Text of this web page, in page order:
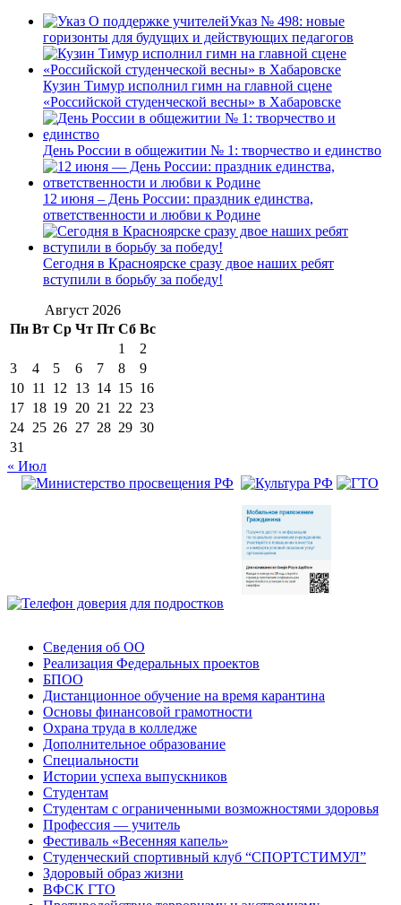
Указ № 498: новые
горизонты для будущих и действующих педагогов
Кузин Тимур исполнил гимн на главной сцене
«Российской студенческой весны» в Хабаровске
День России в общежитии № 1: творчество и единство
12 июня – День России: праздник единства,
ответственности и любви к Родине
Сегодня в Красноярске сразу двое наших ребят
вступили в борьбу за победу!
Август 2026
Пн Вт Ср Чт Пт Сб Вс
1
2
3
4 5 6 7 8
9
10 11 12 13 14 15 16
17 18 19 20 21 22 23
24 25 26 27 28 29 30
31
« Июл
Сведения об ОО
Реализация Федеральных проектов
БПОО
Дистанционное обучение на время карантина
Основы финансовой грамотности
Охрана труда в колледже
Дополнительное образование
Специальности
Истории успеха выпускников
Студентам
Студентам с ограниченными возможностями здоровья
Профессия — учитель
Фестиваль «Весенняя капель»
Студенческий спортивный клуб “СПОРТСТИМУЛ”
Здоровый образ жизни
ВФСК ГТО